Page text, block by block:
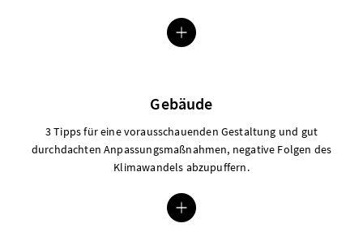
Gebäude
3 Tipps für eine vorausschauenden Gestaltung und gut
durchdachten Anpassungsmaßnahmen, negative Folgen des
Klimawandels abzupuffern.
Modal Gebäude öffnen